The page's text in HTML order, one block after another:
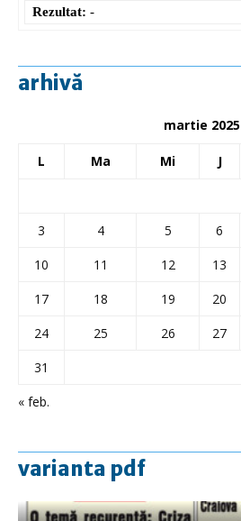
Rezultat: -
arhivă
martie 2025
L Ma Mi J
« feb.
3
4 5 6
10
11 12 13
17
18 19 20
24
25 26 27
31
varianta pdf